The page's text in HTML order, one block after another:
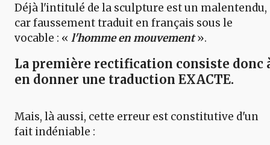
Déjà l'intitulé de la sculpture est un malentendu,
car faussement traduit en français sous le
vocable : « l'homme en mouvement».
La première rectification consiste donc
en donner une traduction EXACTE.
Mais, là aussi, cette erreur est constitutive d'un
fait indéniable :